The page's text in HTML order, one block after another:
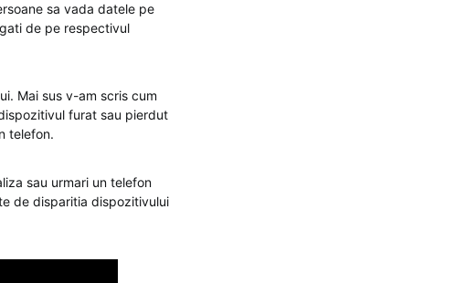
sa vada datele pe
de pe respectivul
Mai sus v-am scris cum
furat sau pierdut
telefon.
sau urmari un telefon
de disparitia dispozitivului